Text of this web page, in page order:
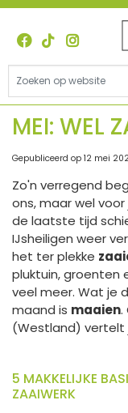
G
MEI: WEL
Gepubliceerd op 12 mei
Zo'n verregend
ons, maar wel
de laatste tijd
IJsheiligen weer
het ter plekke
pluktuin, groenten
veel meer. Wat je
maand is maaien.
(Westland) vertelt
5 MAKKELIJKE
ZAAIWERK